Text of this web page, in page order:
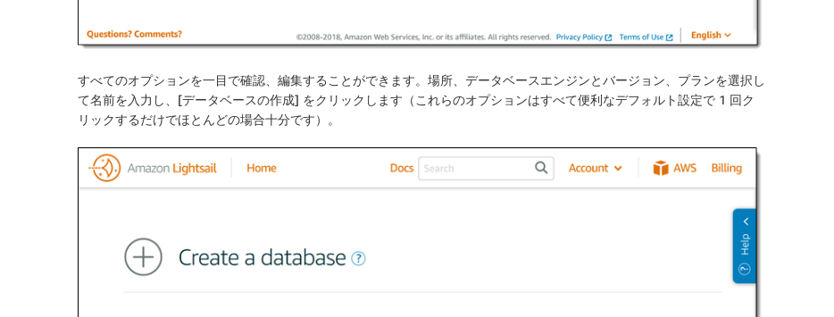
すべてのオプションを一目で確認、編集することができます。場所、データベースエンジンとバージョン、プランを選択し
て名前を入力し、[データベースの作成] をクリックします（これらのオプションはすべて便利なデフォルト設定で 1 回ク
リックするだけでほとんどの場合十分です）。